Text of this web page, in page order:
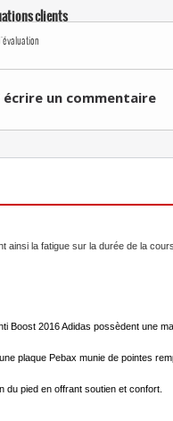
clients
un commentaire
ainsi la fatigue sur la durée de la
Boost 2016 Adidas possèdent une
plaque Pebax munie de pointes
du pied en offrant soutien et confort.